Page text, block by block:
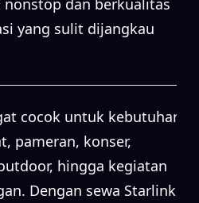
yang sulit dijangkau
cocok untuk kebutuhan
pameran, konser,
hingga kegiatan
Dengan sewa Starlink,